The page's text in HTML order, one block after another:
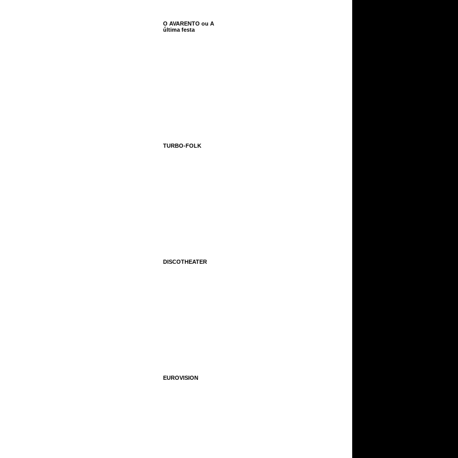
O AVARENTO ou A
última festa
TURBO-FOLK
DISCOTHEATER
EUROVISION